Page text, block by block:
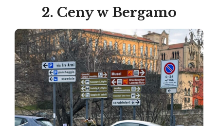
2. Ceny w Bergamo